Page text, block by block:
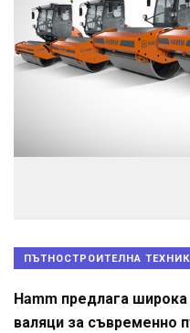
ПЪТНОСТРОИТЕЛНА
Hamm предлага
валяци за съвременно